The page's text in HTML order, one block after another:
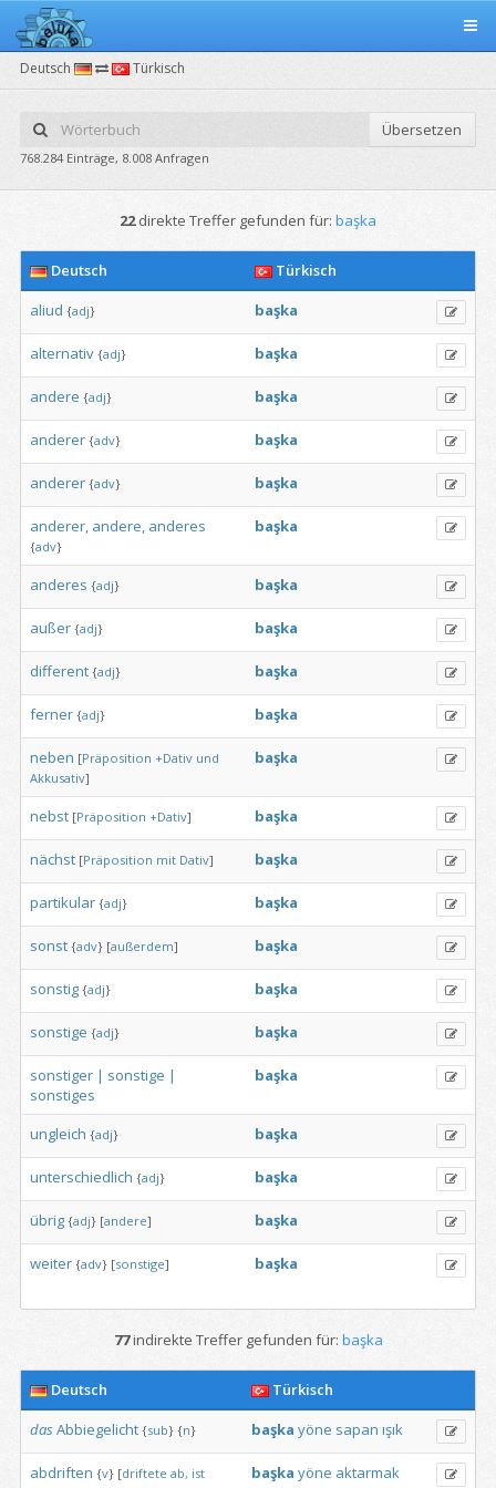
Deutsch Türkisch
Übersetzen
768.284 Einträge, 8.008 Anfragen
22direkte Treffer gefunden für: başka
Deutsch
Türkisch
aliud {adj} başka
alternativ {adj} başka
andere {adj} başka
anderer {adv} başka
anderer {adv} başka
anderer, andere, anderes
{adv}
başka
anderes {adj} başka
außer {adj} başka
different {adj} başka
ferner {adj} başka
neben [Präposition +Dativ und
Akkusativ]
başka
nebst [Präposition +Dativ] başka
nächst [Präposition mit Dativ] başka
partikular {adj} başka
sonst {adv} [außerdem] başka
sonstig {adj} başka
sonstige {adj} başka
sonstiger | sonstige |
sonstiges
başka
ungleich {adj} başka
unterschiedlich {adj} başka
übrig {adj} [andere] başka
weiter {adv} [sonstige] başka
77indirekte Treffer gefunden für: başka
Deutsch
Türkisch
dasAbbiegelicht {sub} {n} başka yöne sapan ışık
abdriften {v} [driftete ab, ist
başka yöne aktarmak